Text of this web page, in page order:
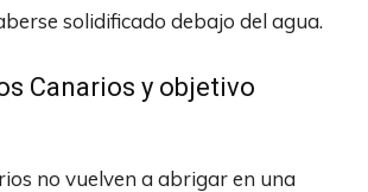
solidificado debajo del agua.
Canarios y objetivo
no vuelven a abrigar en una